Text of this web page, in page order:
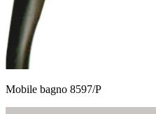
Mobile bagno 8597/P